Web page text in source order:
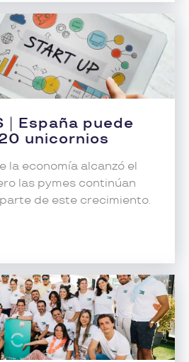
España puede
unicornios
la economía alcanzó el
las pymes continúan
de este crecimiento.